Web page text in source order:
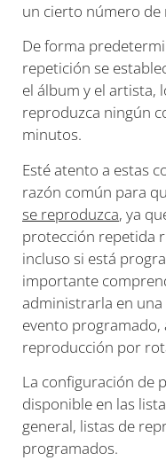
un cierto número de
De forma
repetición se
el álbum y el artista,
reproduzca ningún
minutos.
Esté atento a estas
razón común para
se reproduzca, ya
protección repetida
incluso si está
importante
administrarla en
evento programado,
reproducción por
La configuración de
disponible en las
general, listas de
programados.